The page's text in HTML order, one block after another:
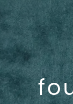
des cookies